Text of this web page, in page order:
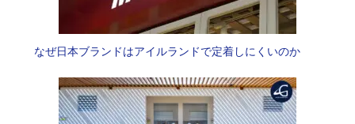
なぜ日本ブランドはアイルランドで定着しにくいのか